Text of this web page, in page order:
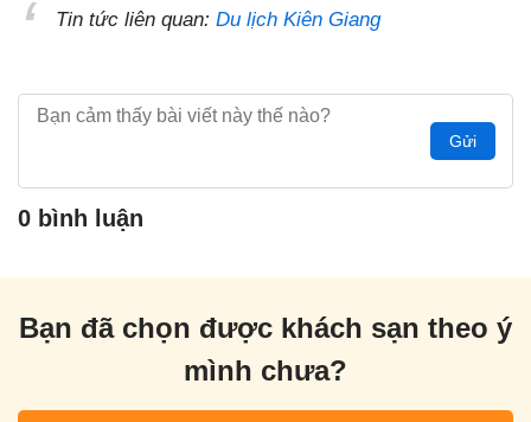
Tin tức liên quan: Du lịch Kiên Giang
Gửi
0 bình luận
Bạn đã chọn được khách sạn theo ý
mình chưa?